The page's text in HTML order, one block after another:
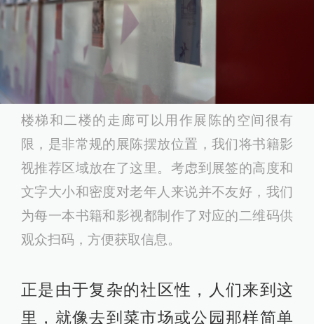
楼梯和二楼的走廊可以用作展陈的空间很有
限，是非常规的展陈摆放位置，我们将书籍影
视推荐区域放在了这里。考虑到展签的高度和
文字大小和密度对老年人来说并不友好，我们
为每一本书籍和影视都制作了对应的二维码供
观众扫码，方便获取信息。
正是由于复杂的社区性，人们来到这
里，就像去到菜市场或公园那样简单